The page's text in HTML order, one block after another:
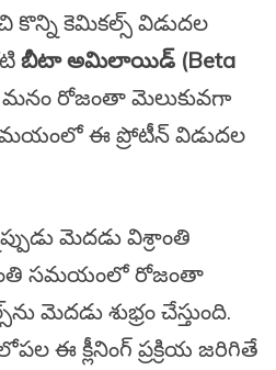
కొన్ని కెమికల్స్ విడుదల
బీటా అమిలాయిడ్ (Beta
మనం రోజంతా మెలుకువగా
ఈ ప్రోటీన్ విడుదల
మెదడు విశ్రాంతి
సమయంలో రోజంతా
మెదడు శుభ్రం చేస్తుంది.
ఈ క్లీనింగ్ ప్రక్రియ జరిగితే